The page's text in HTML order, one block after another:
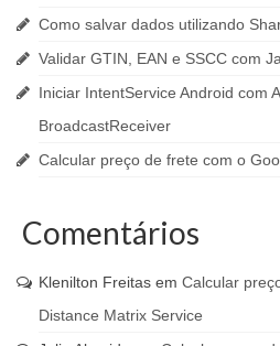
Como salvar dados utilizando
Validar GTIN, EAN e SSCC com
Iniciar IntentService Android com
BroadcastReceiver
Calcular preço de frete com o
Comentários
Klenilton Freitas em Calcular
Distance Matrix Service